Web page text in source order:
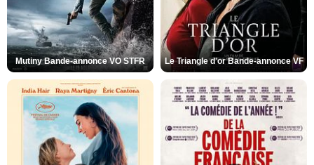
Mutiny Bande-annonce VO STFR Le Triangle d'or Bande-annonce VF